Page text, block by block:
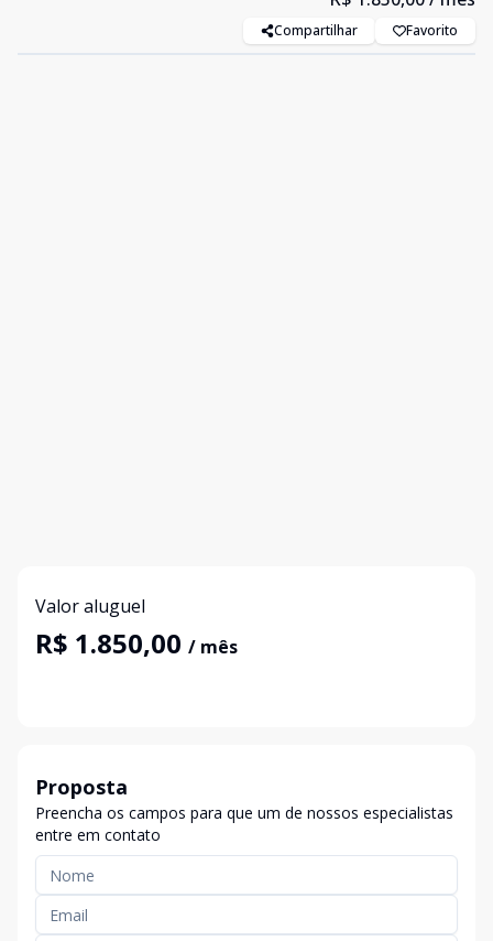
Compartilhar Favorito
Valor aluguel
R$ 1.850,00 / mês
Proposta
Preencha os campos para que um de nossos especialistas
entre em contato